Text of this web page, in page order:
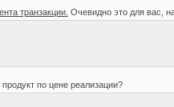
транзакции. Очевидно это для вас,
по цене реализации?